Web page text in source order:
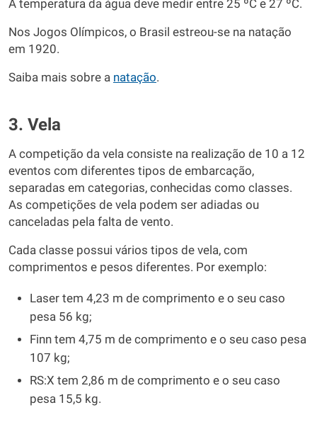
A temperatura da água deve medir entre 25 ºC e 27 ºC.
Nos Jogos Olímpicos, o Brasil estreou-se na natação
em 1920.
Saiba mais sobre a natação.
3. Vela
A competição da vela consiste na realização de 10 a 12
eventos com diferentes tipos de embarcação,
separadas em categorias, conhecidas como classes.
As competições de vela podem ser adiadas ou
canceladas pela falta de vento.
Cada classe possui vários tipos de vela, com
comprimentos e pesos diferentes. Por exemplo:
Laser tem 4,23 m de comprimento e o seu caso
pesa 56 kg;
Finn tem 4,75 m de comprimento e o seu caso pesa
107 kg;
RS:X tem 2,86 m de comprimento e o seu caso
pesa 15,5 kg.